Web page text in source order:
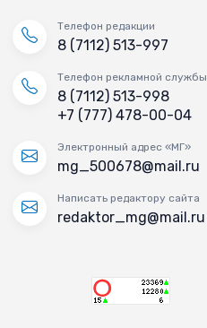
Телефон редакции
8 (7112) 513-997
Телефон рекламной службы
8 (7112) 513-998
+7 (777) 478-00-04
Электронный адрес «МГ»
mg_500678@mail.ru
Написать редактору сайта
redaktor_mg@mail.ru